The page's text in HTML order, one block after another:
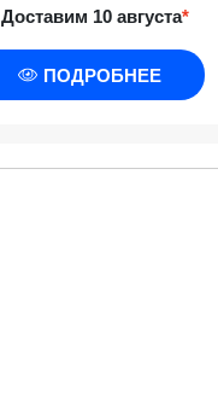
Доставим 10 августа*
ПОДРОБНЕЕ